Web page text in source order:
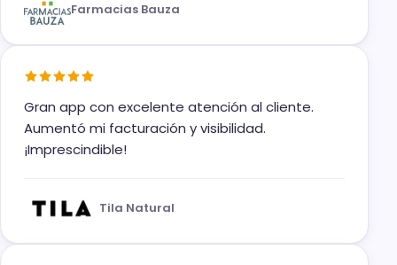
Farmacias Bauza
Gran app con excelente atención al cliente.
Aumentó mi facturación y visibilidad.
¡Imprescindible!
Tila Natural